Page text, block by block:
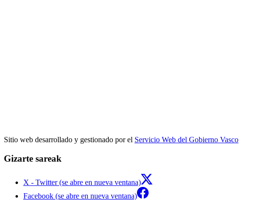
Sitio web desarrollado y gestionado por el Servicio Web del Gobierno Vasco
Gizarte sareak
X - Twitter (se abre en nueva ventana)
Facebook (se abre en nueva ventana)